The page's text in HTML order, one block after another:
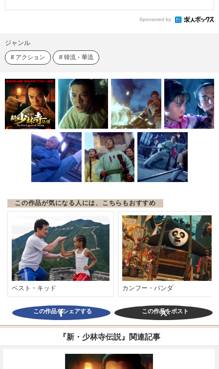
Sponsored by
ジャンル
アクション 韓流・華流
この作品が気になる人には、こちらもおすすめ
ベスト・キッド カンフー・パンダ
この作品をシェアする この作品をポスト
『新・少林寺伝説』関連記事